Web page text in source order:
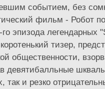
событием, без
фильм - Робот
эпизода легендарных
тизер,
общественности,
девятибалльные
так и резко